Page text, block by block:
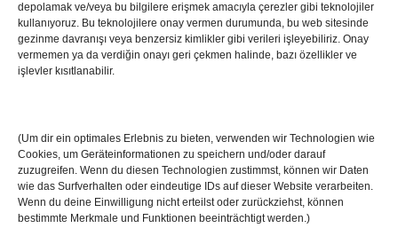
depolamak ve/veya bu bilgilere erişmek amacıyla çerezler gibi teknolojiler
kullanıyoruz. Bu teknolojilere onay vermen durumunda, bu web sitesinde
gezinme davranışı veya benzersiz kimlikler gibi verileri işleyebiliriz. Onay
vermemen ya da verdiğin onayı geri çekmen halinde, bazı özellikler ve
işlevler kısıtlanabilir.
(Um dir ein optimales Erlebnis zu bieten, verwenden wir Technologien wie
Cookies, um Geräteinformationen zu speichern und/oder darauf
zuzugreifen. Wenn du diesen Technologien zustimmst, können wir Daten
wie das Surfverhalten oder eindeutige IDs auf dieser Website verarbeiten.
Wenn du deine Einwilligung nicht erteilst oder zurückziehst, können
bestimmte Merkmale und Funktionen beeinträchtigt werden.)
İstanbul’da Avrupa Ligi Finali: Freiburg ve Aston
Villa Boğaz’da Tarih Yazmaya Hazırlanıyor
08 May 2026
17 Nis 2026